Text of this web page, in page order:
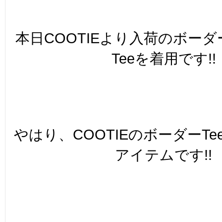
本日COOTIEより入荷のボー
Teeを着用です!!
やはり、COOTIEのボーダー
アイテムです!!